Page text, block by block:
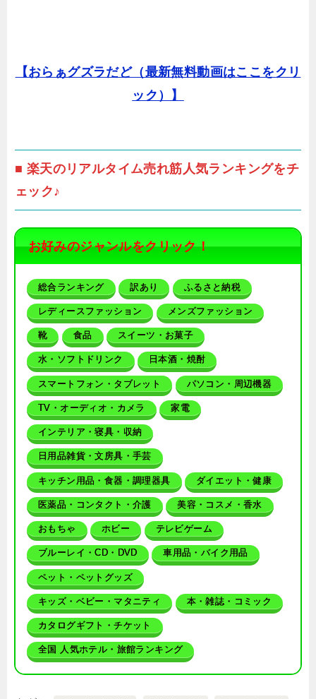
【おらぁグズラだど（最新無料動画はここをクリ
ック）】
■ 楽天のリアルタイム売れ筋人気ランキングをチ
ェック♪
お好みのジャンルをクリック！
総合ランキング 訳あり ふるさと納税
レディースファッション メンズファッション
靴 食品 スイーツ・お菓子
水・ソフトドリンク 日本酒・焼酎
スマートフォン・タブレット パソコン・周辺機器
TV・オーディオ・カメラ 家電
インテリア・寝具・収納
日用品雑貨・文房具・手芸
キッチン用品・食器・調理器具 ダイエット・健康
医薬品・コンタクト・介護 美容・コスメ・香水
おもちゃ ホビー テレビゲーム
ブルーレイ・CD・DVD 車用品・バイク用品
ペット・ペットグッズ
キッズ・ベビー・マタニティ 本・雑誌・コミック
カタログギフト・チケット
全国 人気ホテル・旅館ランキング